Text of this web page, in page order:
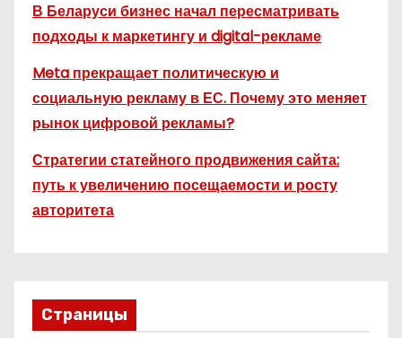
В Беларуси бизнес начал пересматривать
подходы к маркетингу и digital-рекламе
Meta прекращает политическую и
социальную рекламу в ЕС. Почему это меняет
рынок цифровой рекламы?
Стратегии статейного продвижения сайта:
путь к увеличению посещаемости и росту
авторитета
Страницы